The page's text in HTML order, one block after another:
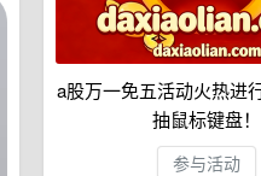
a股万一免五活动火热进
抽鼠标键盘！
参与活动